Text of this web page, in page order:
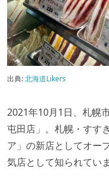
出典:北海道Likers
2021年10月1日、札幌
屯田店」。札幌・すす
ア」の新店としてオー
気店として知られていま